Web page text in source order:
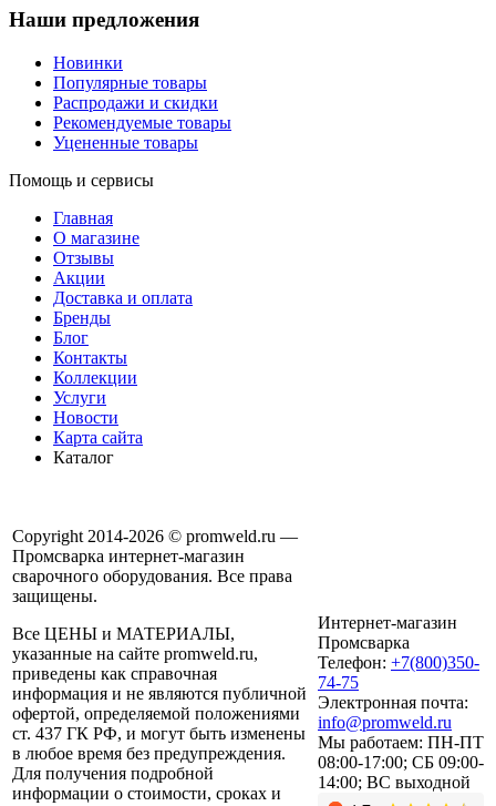
Наши предложения
Новинки
Популярные товары
Распродажи и скидки
Рекомендуемые товары
Уцененные товары
Помощь и сервисы
Главная
О магазине
Отзывы
Акции
Доставка и оплата
Бренды
Блог
Контакты
Коллекции
Услуги
Новости
Карта сайта
Каталог
Copyright 2014-2026 © promweld.ru —
Промсварка интернет-магазин
сварочного оборудования. Все права
защищены.
Все ЦЕНЫ и МАТЕРИАЛЫ,
указанные на сайте promweld.ru,
приведены как справочная
информация и не являются публичной
офертой, определяемой положениями
ст. 437 ГК РФ, и могут быть изменены
в любое время без предупреждения.
Для получения подробной
информации о стоимости, сроках и
Интернет-магазин
Промсварка
Телефон: +7(800)350-
74-75
Электронная почта:
info@promweld.ru
Мы работаем: ПН-ПТ
08:00-17:00; СБ 09:00-
14:00; ВС выходной